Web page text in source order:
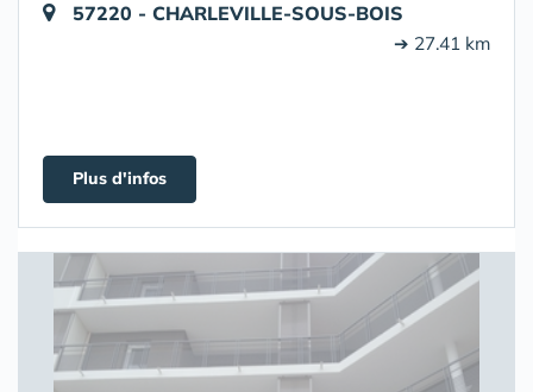
57220 - CHARLEVILLE-SOUS-BOIS
➔ 27.41 km
Plus d'infos